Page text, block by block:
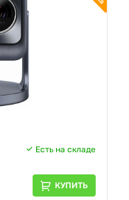
Есть на складе
КУПИТЬ